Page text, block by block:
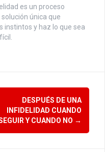
es un proceso
única que
instintos y haz lo que sea
DESPUÉS DE UNA
INFIDELIDAD CUANDO
Y CUANDO NO →